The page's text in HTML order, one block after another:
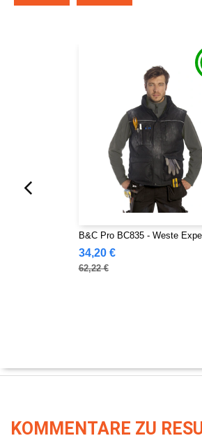
B&C Pro BC835 - Weste
34,20 €
62,22 €
KOMMENTARE ZU